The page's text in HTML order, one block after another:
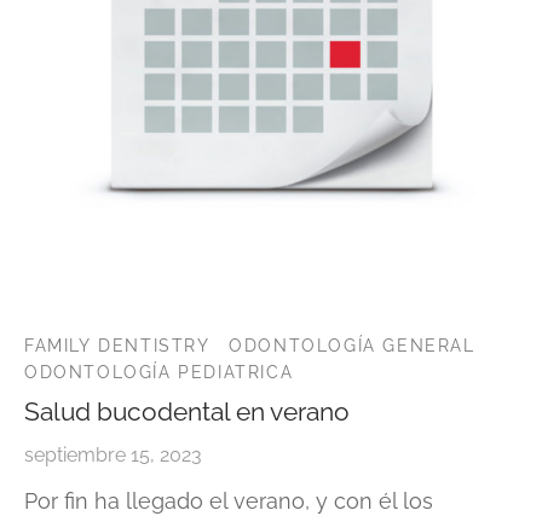
FAMILY DENTISTRY
ODONTOLOGÍA GENERAL
ODONTOLOGÍA PEDIATRICA
Salud bucodental en verano
septiembre 15, 2023
Por fin ha llegado el verano, y con él los